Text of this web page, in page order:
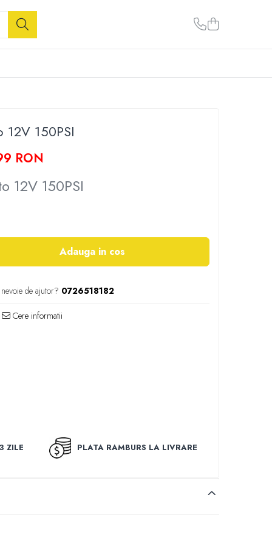
150PSI
RON
12V 150PSI
Adauga in cos
de ajutor? 0726518182
Cere informatii
ZILE PLATA RAMBURS LA LIVRARE